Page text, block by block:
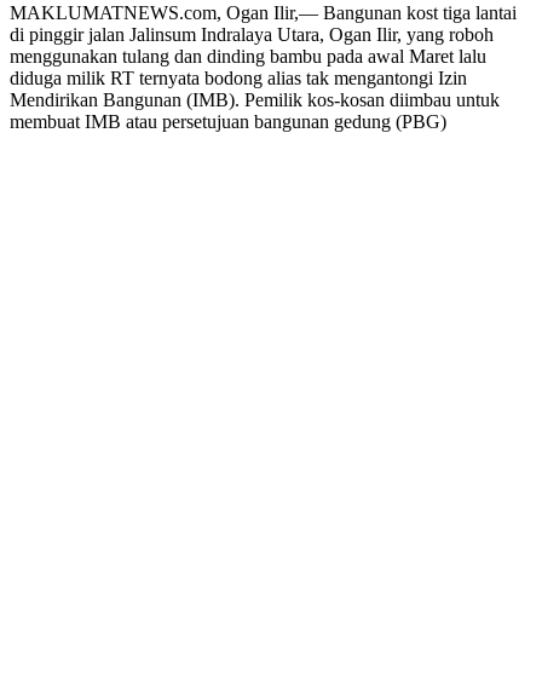
MAKLUMATNEWS.com, Ogan Ilir,— Bangunan kost tiga lantai
di pinggir jalan Jalinsum Indralaya Utara, Ogan Ilir, yang roboh
menggunakan tulang dan dinding bambu pada awal Maret lalu
diduga milik RT ternyata bodong alias tak mengantongi Izin
Mendirikan Bangunan (IMB). Pemilik kos-kosan diimbau untuk
membuat IMB atau persetujuan bangunan gedung (PBG)